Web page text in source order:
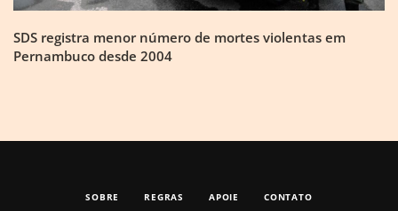
SDS registra menor número de mortes violentas em
Pernambuco desde 2004
SOBRE REGRAS APOIE CONTATO